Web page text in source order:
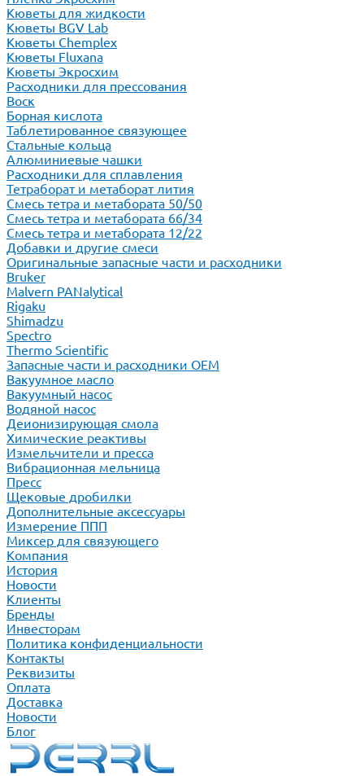
Кюветы для жидкости
Кюветы BGV Lab
Кюветы Chemplex
Кюветы Fluxana
Кюветы Экросхим
Расходники для прессования
Воск
Борная кислота
Таблетированное связующее
Стальные кольца
Алюминиевые чашки
Расходники для сплавления
Тетраборат и метаборат лития
Смесь тетра и метабората 50/50
Смесь тетра и метабората 66/34
Смесь тетра и метабората 12/22
Добавки и другие смеси
Оригинальные запасные части и расходники
Bruker
Malvern PANalytical
Rigaku
Shimadzu
Spectro
Thermo Scientific
Запасные части и расходники ОЕМ
Вакуумное масло
Вакуумный насос
Водяной насос
Деионизирующая смола
Химические реактивы
Измельчители и пресса
Вибрационная мельница
Пресс
Щековые дробилки
Дополнительные аксессуары
Измерение ППП
Миксер для связующего
Компания
История
Новости
Клиенты
Бренды
Инвесторам
Политика конфиденциальности
Контакты
Реквизиты
Оплата
Доставка
Новости
Блог